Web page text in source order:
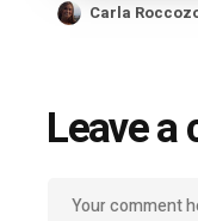
Carla
Leave